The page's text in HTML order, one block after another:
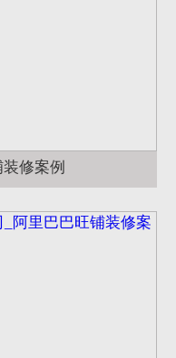
修案例